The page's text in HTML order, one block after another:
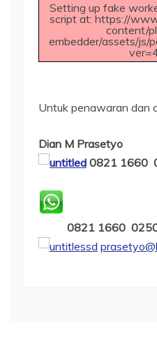
Setting up fake
script at: https://
content/
embedder/assets/js/
Untuk penawaran dan
Dian M Prasetyo
0821 1660
0821 1660